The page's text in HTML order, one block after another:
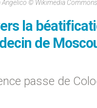
Angelico © Wikimedia
la
de
passe de